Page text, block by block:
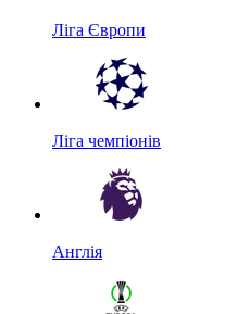
Ліга Європи
Ліга чемпіонів
Англія